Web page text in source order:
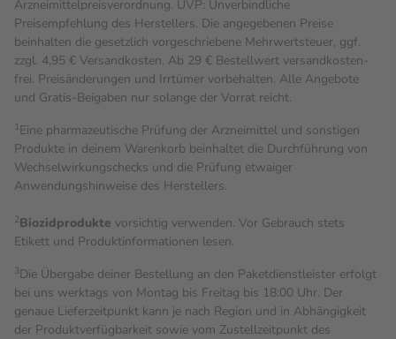
Arzneimittelpreisverordnung. UVP: Unverbindliche
Preisempfehlung des Herstellers. Die angegebenen Preise
beinhalten die gesetzlich vorgeschriebene Mehrwertsteuer, ggf.
zzgl. 4,95 € Versandkosten. Ab 29 € Bestell­wert versand­kosten­
frei. Preisänderungen und Irrtümer vorbehalten. Alle Angebote
und Gratis-Beigaben nur solange der Vorrat reicht.
1Eine pharmazeutische Prüfung der Arzneimittel und sonstigen
Produkte in deinem Warenkorb beinhaltet die Durchführung von
Wechselwirkungschecks und die Prüfung etwaiger
Anwendungshinweise des Herstellers.
2Biozidprodukte vorsichtig verwenden. Vor Gebrauch stets
Etikett und Produktinformationen lesen.
3Die Übergabe deiner Bestellung an den Paketdienstleister erfolgt
bei uns werktags von Montag bis Freitag bis 18:00 Uhr. Der
genaue Lieferzeitpunkt kann je nach Region und in Abhängigkeit
der Produktverfügbarkeit sowie vom Zustellzeitpunkt des